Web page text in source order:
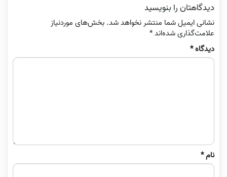
دیدگاهتان را بنویسید
نشانی ایمیل شما منتشر نخواهد شد. بخش‌های موردنیاز
علامت‌گذاری شده‌اند*
دیدگاه*
نام*